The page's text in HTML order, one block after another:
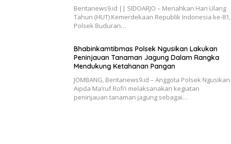
Beritanews9.id || SIDOARJO – Meriahkan Hari Ulang
Tahun (HUT) Kemerdekaan Republik Indonesia ke-81,
Polsek Buduran…
Bhabinkamtibmas Polsek Ngusikan Lakukan
Peninjauan Tanaman Jagung Dalam Rangka
Mendukung Ketahanan Pangan
JOMBANG, Beritanews9.id – Anggota Polsek Ngusikan
Aipda Ma’ruf Rofi’i melaksanakan kegiatan
peninjauan tanaman jagung sebagai…